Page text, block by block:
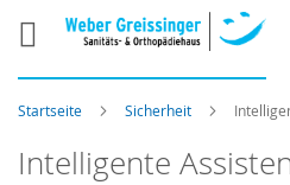
Startseite Sicherheit
Intelligente